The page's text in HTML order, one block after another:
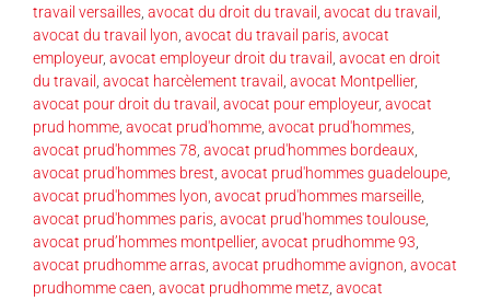
travail versailles, avocat du droit du travail , avocat du travail ,
avocat du travail lyon, avocat du travail paris, avocat
employeur, avocat employeur droit du travail , avocat en droit
du travail , avocat harcèlement travail , avocat Montpellier,
avocat pour droit du travail , avocat pour employeur, avocat
prud homme, avocat prud'homme, avocat prud'hommes,
avocat prud'hommes 78, avocat prud'hommes bordeaux,
avocat prud'hommes brest, avocat prud'hommes guadeloupe,
avocat prud'hommes lyon, avocat prud'hommes marseille,
avocat prud'hommes paris, avocat prud'hommes toulouse,
avocat prud’hommes montpellier, avocat prudhomme 93,
avocat prudhomme arras, avocat prudhomme avignon, avocat
prudhomme caen, avocat prudhomme metz, avocat